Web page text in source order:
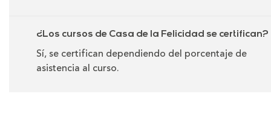
¿Los cursos de Casa de la Felicidad se certifican?
Sí, se certifican dependiendo del porcentaje de
asistencia al curso.